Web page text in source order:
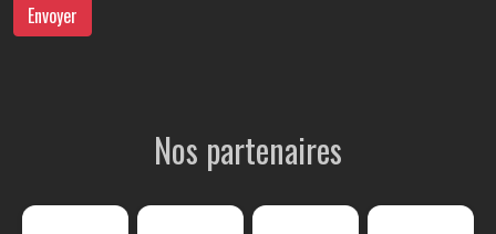
Envoyer
Nos partenaires